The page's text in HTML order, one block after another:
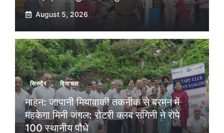
August 5, 2026
सिरमौर , हिमाचल
नाहन: जापानी मियावाकी तकनीक से बरमन में
महकेगा मिनी जंगल: रोटरी क्लब संगिनी ने रोपे
100 स्थानीय पौधे